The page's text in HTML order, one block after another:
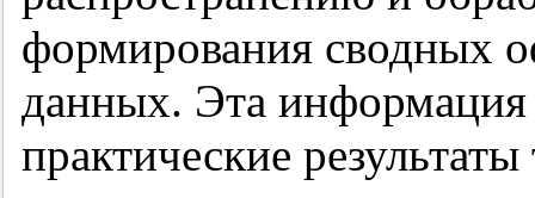
формирования сводных
данных. Эта информация
практические